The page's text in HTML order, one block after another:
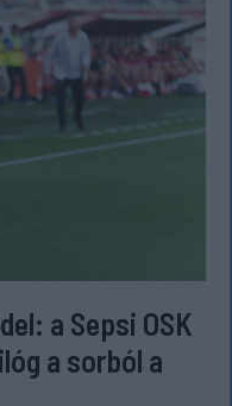
a Sepsi OSK
a sorból a